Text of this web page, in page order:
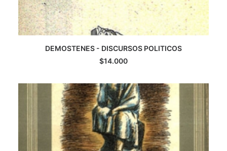
AGREGAR AL CARRITO
DEMOSTENES - DISCURSOS POLITICOS
$14.000